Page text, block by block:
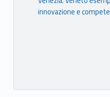
innovazione e